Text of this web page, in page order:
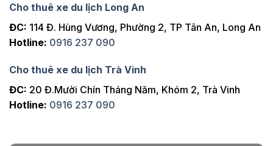
Cho thuê xe du lịch Long An
ĐC: 114 Đ. Hùng Vương, Phường 2, TP Tân An, Long An
Hotline: 0916 237 090
Cho thuê xe du lịch Trà Vinh
ĐC: 20 Đ.Mười Chín Tháng Năm, Khóm 2, Trà Vinh
Hotline: 0916 237 090